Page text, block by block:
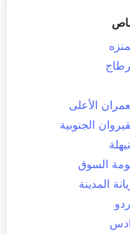
الأعلى
الجنوبية
السوق
المدينة